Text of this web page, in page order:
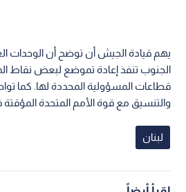
يهم قيادة الجيش أن توضح أن الوحدات
الجنوب تنفذ إعادة تموضع لبعض نقاط
قطاعات المسؤولية المحددة لها. كما
والتنسيق مع قوة الأمم المتحدة المؤقتة
لبنان